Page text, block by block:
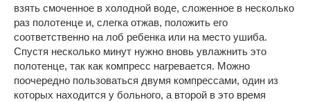
взять смоченное в холодной воде, сложенное в несколько
раз полотенце и, слегка отжав, положить его
соответственно на лоб ребенка или на место ушиба.
Спустя несколько минут нужно вновь увлажнить это
полотенце, так как компресс нагревается. Можно
поочередно пользоваться двумя компрессами, один из
которых находится у больного, а второй в это время